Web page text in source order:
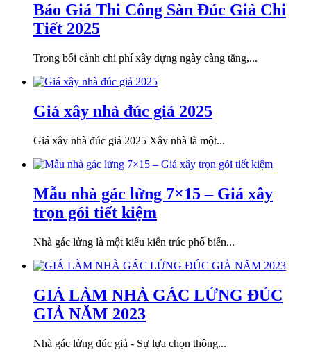
Báo Giá Thi Công Sàn Đúc Giả Chi
Tiết 2025
Trong bối cảnh chi phí xây dựng ngày càng tăng,...
Giá xây nhà đúc giả 2025
Giá xây nhà đúc giả 2025 Xây nhà là một...
Mẫu nhà gác lửng 7×15 – Giá xây
trọn gói tiết kiệm
Nhà gác lửng là một kiểu kiến trúc phổ biến...
GIÁ LÀM NHÀ GÁC LỬNG ĐÚC
GIẢ NĂM 2023
Nhà gác lửng đúc giả - Sự lựa chọn thông...